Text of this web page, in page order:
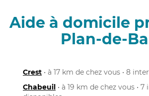
Aide à domicile
Plan-de-
Crest • à 17 km de chez vous • 8
Chabeuil • à 19 km de chez vous •